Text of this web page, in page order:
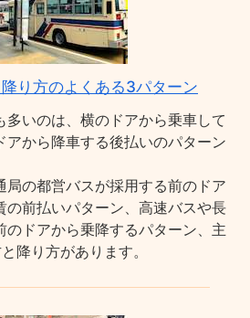
り方のよくある3パターン
多いのは、横のドアから乗車して
アから降車する後払いのパターン
局の都営バスが採用する前のドア
の前払いパターン、高速バスや長
のドアから乗降するパターン、主
降り方があります。